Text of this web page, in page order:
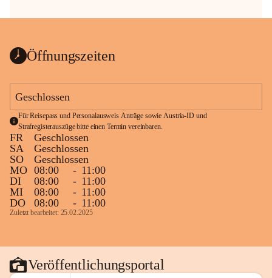
Öffnungszeiten
Geschlossen
Für Reisepass und Personalausweis Anträge sowie Austria-ID und
Strafregisterauszüge bitte einen Termin vereinbaren.
FR
Geschlossen
SA
Geschlossen
SO
Geschlossen
MO 08:00 - 11:00
DI
08:00 - 11:00
MI
08:00 - 11:00
DO
08:00 - 11:00
Zuletzt bearbeitet: 25.02.2025
Veröffentlichungsportal